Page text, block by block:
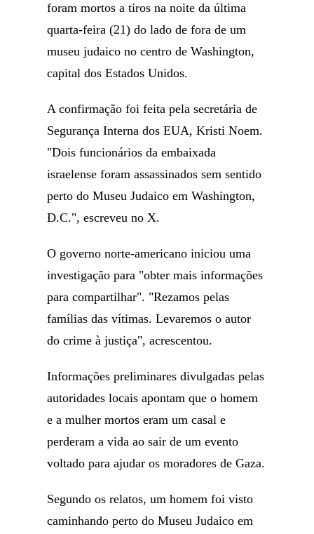
foram mortos a tiros na noite da última
quarta-feira (21) do lado de fora de um
museu judaico no centro de Washington,
capital dos Estados Unidos.
A confirmação foi feita pela secretária de
Segurança Interna dos EUA, Kristi Noem.
"Dois funcionários da embaixada
israelense foram assassinados sem sentido
perto do Museu Judaico em Washington,
D.C.", escreveu no X.
O governo norte-americano iniciou uma
investigação para "obter mais informações
para compartilhar". "Rezamos pelas
famílias das vítimas. Levaremos o autor
do crime à justiça", acrescentou.
Informações preliminares divulgadas pelas
autoridades locais apontam que o homem
e a mulher mortos eram um casal e
perderam a vida ao sair de um evento
voltado para ajudar os moradores de Gaza.
Segundo os relatos, um homem foi visto
caminhando perto do Museu Judaico em